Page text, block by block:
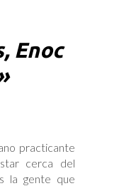
Enoc
practicante
cerca del
la gente que